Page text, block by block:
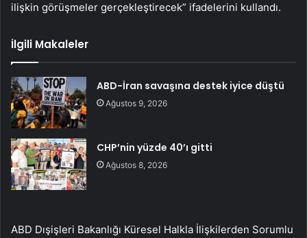
ilişkin görüşmeler gerçekleştirecek” ifadelerini kullandı.
İlgili Makaleler
ABD-İran savaşına destek iyice düştü
Ağustos 9, 2026
CHP’nin yüzde 40’ı gitti
Ağustos 8, 2026
ABD Dışişleri Bakanlığı Küresel Halkla İlişkilerden Sorumlu